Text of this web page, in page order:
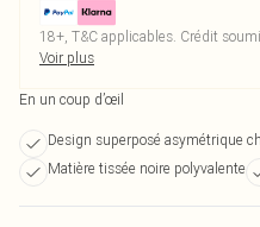
18+, T&C applicables. Crédit
Voir plus
En un coup d’œil
Design superposé asymétrique
Matière tissée noire polyvalente